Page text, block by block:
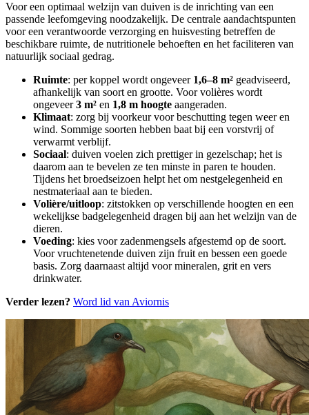
Voor een optimaal welzijn van duiven is de inrichting van een
passende leefomgeving noodzakelijk. De centrale aandachtspunten
voor een verantwoorde verzorging en huisvesting betreffen de
beschikbare ruimte, de nutritionele behoeften en het faciliteren van
natuurlijk sociaal gedrag.
Ruimte: per koppel wordt ongeveer 1,6–8 m² geadviseerd,
afhankelijk van soort en grootte. Voor volières wordt
ongeveer3 m² en 1,8 m hoogte aangeraden.
Klimaat: zorg bij voorkeur voor beschutting tegen weer en
wind. Sommige soorten hebben baat bij een vorstvrij of
verwarmt verblijf.
Sociaal: duiven voelen zich prettiger in gezelschap; het is
daarom aan te bevelen ze ten minste in paren te houden.
Tijdens het broedseizoen helpt het om nestgelegenheid en
nestmateriaal aan te bieden.
Volière/uitloop: zitstokken op verschillende hoogten en een
wekelijkse badgelegenheid dragen bij aan het welzijn van de
dieren.
Voeding: kies voor zadenmengsels afgestemd op de soort.
Voor vruchtenetende duiven zijn fruit en bessen een goede
basis. Zorg daarnaast altijd voor mineralen, grit en vers
drinkwater.
Verder lezen? Word lid van Aviornis